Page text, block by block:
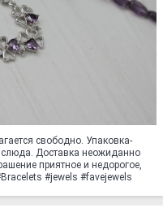
свободно. Упаковка-
Доставка неожиданно
приятное и недорогое,
#jewels #favejewels